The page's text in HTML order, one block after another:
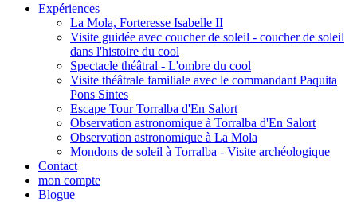
Expériences
La Mola, Forteresse Isabelle II
Visite guidée avec coucher de soleil - coucher de soleil
dans l'histoire du cool
Spectacle théâtral - L'ombre du cool
Visite théâtrale familiale avec le commandant Paquita
Pons Sintes
Escape Tour Torralba d'En Salort
Observation astronomique à Torralba d'En Salort
Observation astronomique à La Mola
Mondons de soleil à Torralba - Visite archéologique
Contact
mon compte
Blogue